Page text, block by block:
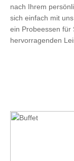
nach Ihrem
sich einfach mit
ein Probeessen für
hervorragenden